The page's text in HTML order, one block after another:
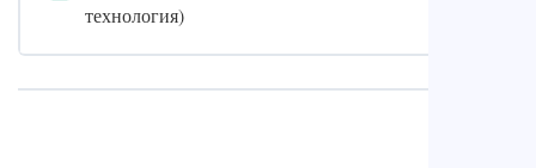
технология)